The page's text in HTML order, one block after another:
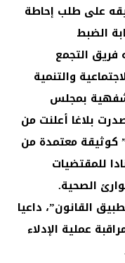
على طلب إحاطة
الضبط
فريق التجمع
والتنمية
‏بمجلس
بلاغا أعلنت من
” كوثيقة معتمدة من
للمقتضيات
الصحية.
القانون”، داعيا
عملية الإدلاء